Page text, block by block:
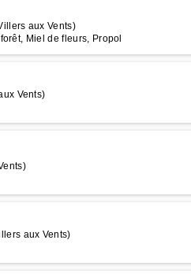
aux Vents)
Miel de fleurs, Propol
Vents)
aux Vents)